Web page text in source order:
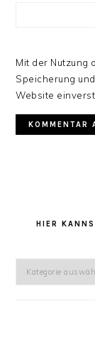
Mit der Nutzung
Speicherung
Website
HIER